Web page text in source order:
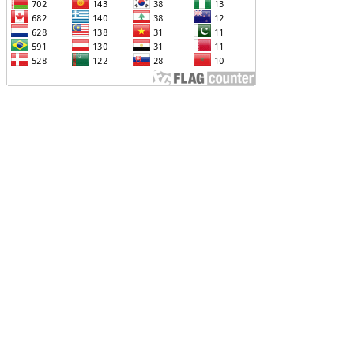
Է ՃԱՆԱՉՎԵԼ
ԻԼՀԱՄ ԱԼԻԵՎԸ ՇՆՈՐՀԱՎՈՐԵԼ Է
ՄԱԼԴԻՎՑԻ ԳՈՐԾԸՆԿԵՐ ՄՈՀԱՄՄԵԴ